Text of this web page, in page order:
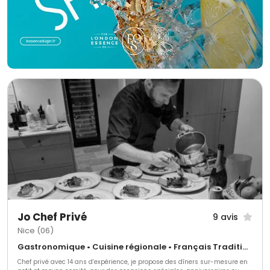
Jo Chef Privé 9 avis
Nice (06)
Gastronomique • Cuisine régionale • Français Traditionnel
Chef privé avec 14 ans d’expérience, je propose des dîners sur-mesure en